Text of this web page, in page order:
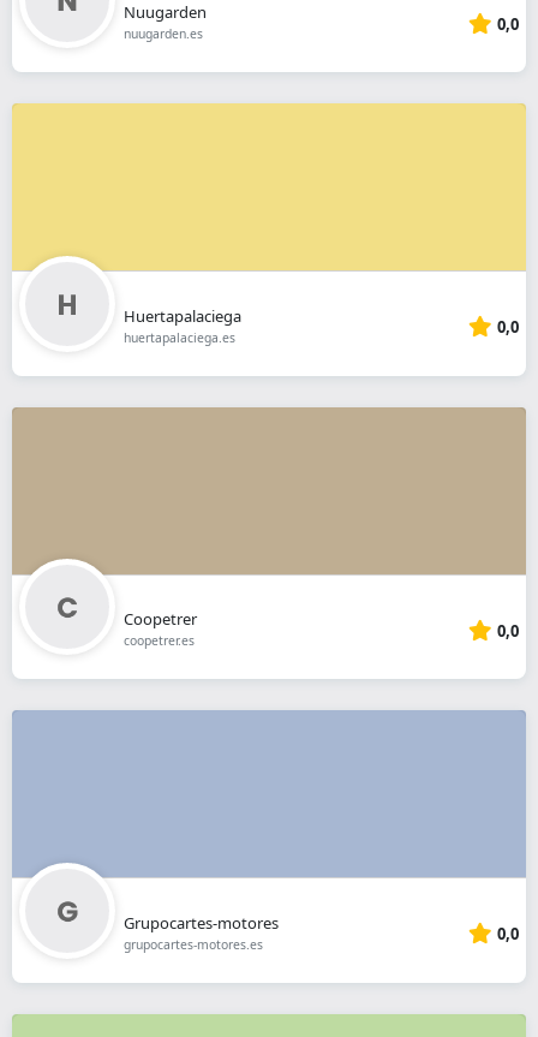
Nuugarden
nuugarden.es 0,0
Huertapalaciega
huertapalaciega.es 0,0
Coopetrer
coopetrer.es 0,0
Grupocartes-motores
grupocartes-motores.es 0,0